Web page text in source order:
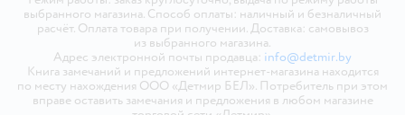
выбранного магазина. Способ оплаты: наличный и безналичный
расчёт. Оплата товара при получении. Доставка: самовывоз
из выбранного магазина.
Адрес электронной почты продавца: info@detmir.by
Книга замечаний и предложений интернет-магазина находится
по месту нахождения ООО «Детмир БЕЛ». Потребитель при этом
вправе оставить замечания и предложения в любом магазине